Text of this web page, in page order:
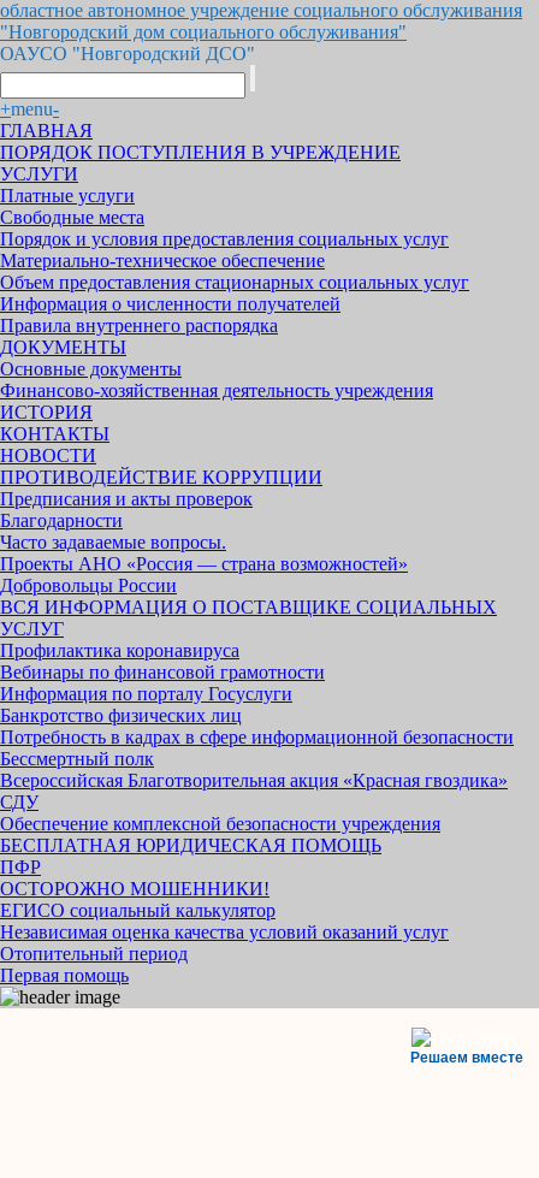
областное автономное учреждение социального обслуживания
"Новгородский дом социального обслуживания"
ОАУСО "Новгородский ДСО"
+menu-
ГЛАВНАЯ
ПОРЯДОК ПОСТУПЛЕНИЯ В УЧРЕЖДЕНИЕ
УСЛУГИ
Платные услуги
Свободные места
Порядок и условия предоставления социальных услуг
Материально-техническое обеспечение
Объем предоставления стационарных социальных услуг
Информация о численности получателей
Правила внутреннего распорядка
ДОКУМЕНТЫ
Основные документы
Финансово-хозяйственная деятельность учреждения
ИСТОРИЯ
КОНТАКТЫ
НОВОСТИ
ПРОТИВОДЕЙСТВИЕ КОРРУПЦИИ
Предписания и акты проверок
Благодарности
Часто задаваемые вопросы.
Проекты АНО «Россия — страна возможностей»
Добровольцы России
ВСЯ ИНФОРМАЦИЯ О ПОСТАВЩИКЕ СОЦИАЛЬНЫХ
УСЛУГ
Профилактика коронавируса
Вебинары по финансовой грамотности
Информация по порталу Госуслуги
Банкротство физических лиц
Потребность в кадрах в сфере информационной безопасности
Бессмертный полк
Всероссийская Благотворительная акция «Красная гвоздика»
СДУ
Обеспечение комплексной безопасности учреждения
БЕСПЛАТНАЯ ЮРИДИЧЕСКАЯ ПОМОЩЬ
ПФР
ОСТОРОЖНО МОШЕННИКИ!
ЕГИСО социальный калькулятор
Независимая оценка качества условий оказаний услуг
Отопительный период
Первая помощь
Решаем вместе